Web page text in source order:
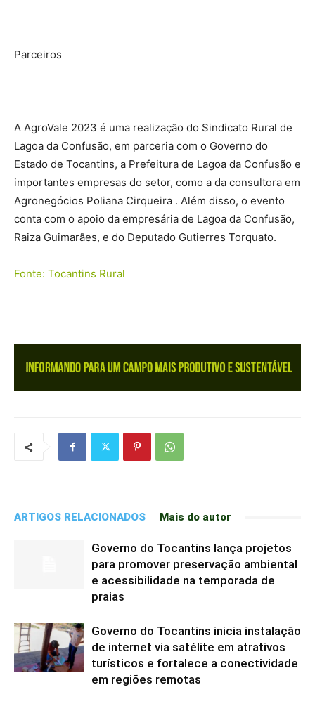
Parceiros
A AgroVale 2023 é uma realização do Sindicato Rural de
Lagoa da Confusão, em parceria com o Governo do
Estado de Tocantins, a Prefeitura de Lagoa da Confusão e
importantes empresas do setor, como a da consultora em
Agronegócios Poliana Cirqueira . Além disso, o evento
conta com o apoio da empresária de Lagoa da Confusão,
Raiza Guimarães, e do Deputado Gutierres Torquato.
Fonte: Tocantins Rural
ARTIGOS RELACIONADOS Mais do autor
Governo do Tocantins lança projetos
para promover preservação ambiental
e acessibilidade na temporada de
praias
Governo do Tocantins inicia instalação
de internet via satélite em atrativos
turísticos e fortalece a conectividade
em regiões remotas